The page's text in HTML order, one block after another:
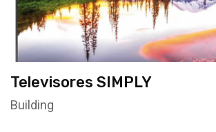
Televisores SIMPLY
Building